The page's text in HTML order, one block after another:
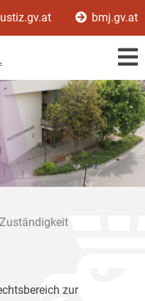
bmj.gv.at
Zuständigkeit
zur